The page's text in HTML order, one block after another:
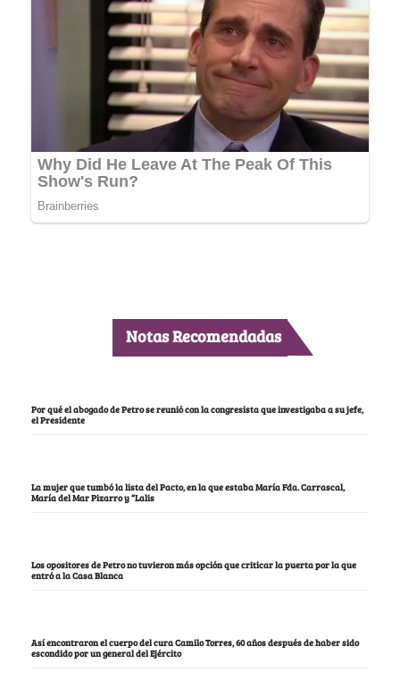
Notas Recomendadas
Por qué el abogado de Petro se reunió con la congresista que investigaba a su jefe,
el Presidente
La mujer que tumbó la lista del Pacto, en la que estaba María Fda. Carrascal,
María del Mar Pizarro y “Lalis
Los opositores de Petro no tuvieron más opción que criticar la puerta por la que
entró a la Casa Blanca
Así encontraron el cuerpo del cura Camilo Torres, 60 años después de haber sido
escondido por un general del Ejército